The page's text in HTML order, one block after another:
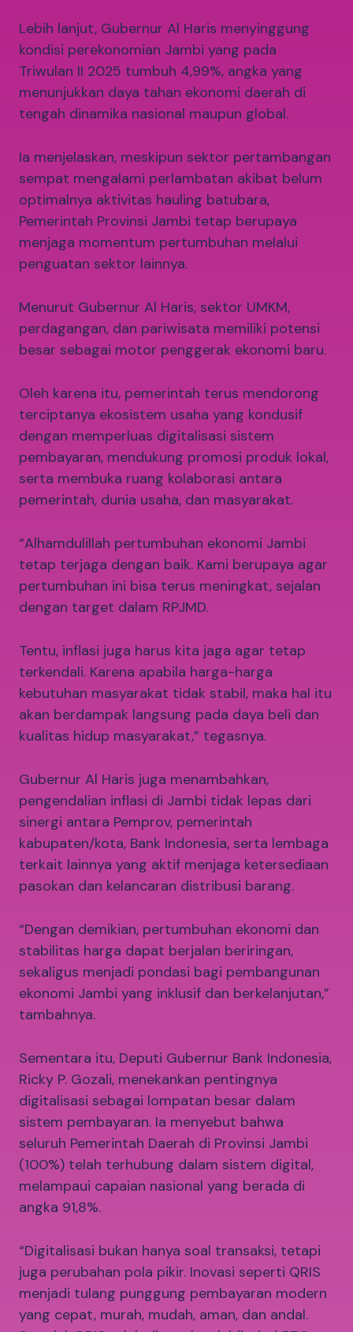
Lebih lanjut, Gubernur Al Haris menyinggung
kondisi perekonomian Jambi yang pada
Triwulan II 2025 tumbuh 4,99%, angka yang
menunjukkan daya tahan ekonomi daerah di
tengah dinamika nasional maupun global.
Ia menjelaskan, meskipun sektor pertambangan
sempat mengalami perlambatan akibat belum
optimalnya aktivitas hauling batubara,
Pemerintah Provinsi Jambi tetap berupaya
menjaga momentum pertumbuhan melalui
penguatan sektor lainnya.
Menurut Gubernur Al Haris, sektor UMKM,
perdagangan, dan pariwisata memiliki potensi
besar sebagai motor penggerak ekonomi baru.
Oleh karena itu, pemerintah terus mendorong
terciptanya ekosistem usaha yang kondusif
dengan memperluas digitalisasi sistem
pembayaran, mendukung promosi produk lokal,
serta membuka ruang kolaborasi antara
pemerintah, dunia usaha, dan masyarakat.
“Alhamdulillah pertumbuhan ekonomi Jambi
tetap terjaga dengan baik. Kami berupaya agar
pertumbuhan ini bisa terus meningkat, sejalan
dengan target dalam RPJMD.
Tentu, inflasi juga harus kita jaga agar tetap
terkendali. Karena apabila harga-harga
kebutuhan masyarakat tidak stabil, maka hal itu
akan berdampak langsung pada daya beli dan
kualitas hidup masyarakat,” tegasnya.
Gubernur Al Haris juga menambahkan,
pengendalian inflasi di Jambi tidak lepas dari
sinergi antara Pemprov, pemerintah
kabupaten/kota, Bank Indonesia, serta lembaga
terkait lainnya yang aktif menjaga ketersediaan
pasokan dan kelancaran distribusi barang.
“Dengan demikian, pertumbuhan ekonomi dan
stabilitas harga dapat berjalan beriringan,
sekaligus menjadi pondasi bagi pembangunan
ekonomi Jambi yang inklusif dan berkelanjutan,”
tambahnya.
Sementara itu, Deputi Gubernur Bank Indonesia,
Ricky P. Gozali, menekankan pentingnya
digitalisasi sebagai lompatan besar dalam
sistem pembayaran. Ia menyebut bahwa
seluruh Pemerintah Daerah di Provinsi Jambi
(100%) telah terhubung dalam sistem digital,
melampaui capaian nasional yang berada di
angka 91,8%.
“Digitalisasi bukan hanya soal transaksi, tetapi
juga perubahan pola pikir. Inovasi seperti QRIS
menjadi tulang punggung pembayaran modern
yang cepat, murah, mudah, aman, dan andal.